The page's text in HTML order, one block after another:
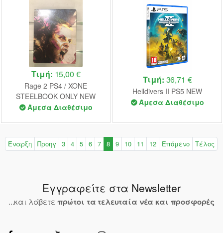
Τιμή: 15,00 €
Rage 2 PS4 / XONE
STEELBOOK ONLY NEW
(BULK)
Άμεσα Διαθέσιμο
Τιμή: 36,71 €
Helldivers II PS5 NEW
Άμεσα Διαθέσιμο
Έναρξη Προηγ 3 4 5 6 7 8 9 10 11 12 Επόμενο Τέλος
Εγγραφείτε στα Newsletter
...και λάβετε πρώτοι τα τελευταία νέα και προσφορές